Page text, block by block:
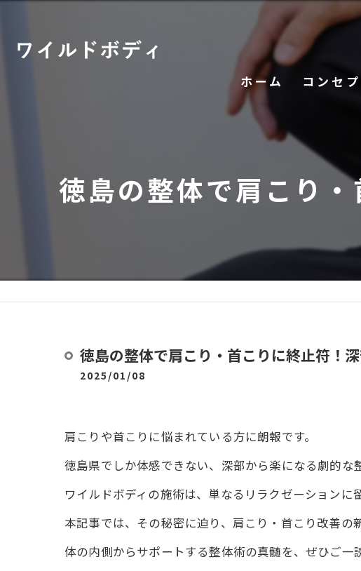
ホーム コンセ
徳島の整体で肩こり
徳島の整体で肩こり・首こりに終止符！
2025/01/08
肩こりや首こりに悩まれている方に朗報です。
徳島県でしか体感できない、深部から楽になる劇的な
ワイルドボディの施術は、単なるリラクゼーションに
本記事では、その秘密に迫り、肩こり・首こり改善の
体の内側からサポートする整体術の真髄を、ぜひご一